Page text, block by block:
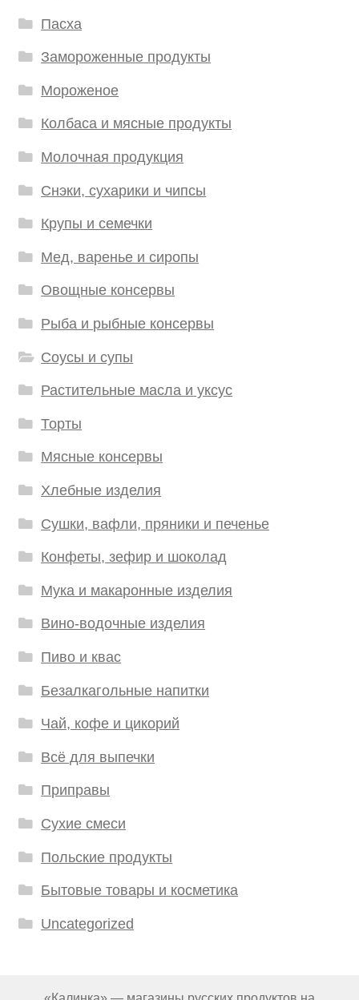
Пасха
Замороженные продукты
Мороженое
Колбаса и мясные продукты
Молочная продукция
Снэки, сухарики и чипсы
Крупы и семечки
Мед, варенье и сиропы
Овощные консервы
Рыба и рыбные консервы
Соусы и супы
Растительные масла и уксус
Торты
Мясные консервы
Хлебные изделия
Сушки, вафли, пряники и печенье
Конфеты, зефир и шоколад
Мука и макаронные изделия
Вино-водочные изделия
Пиво и квас
Безалкагольные напитки
Чай, кофе и цикорий
Всё для выпечки
Приправы
Сухие смеси
Польские продукты
Бытовые товары и косметика
Uncategorized